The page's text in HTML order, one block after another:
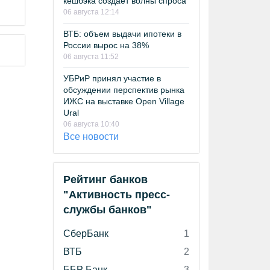
06 августа 12:14
ВТБ: объем выдачи ипотеки в
России вырос на 38%
06 августа 11:52
УБРиР принял участие в
обсуждении перспектив рынка
ИЖС на выставке Open Village
Ural
06 августа 10:40
Все новости
Рейтинг банков
"Активность пресс-
службы банков"
СберБанк
1
ВТБ
2